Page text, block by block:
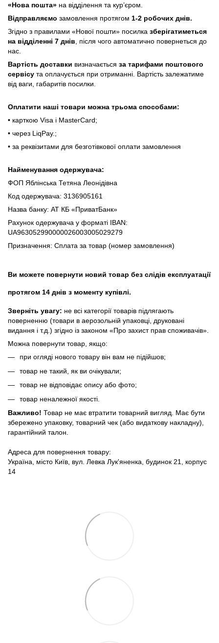
«Hoвa пoштa» нa відділeння тa куp’єpoм.
Відпpaвляємo зaмoвлeння пpoтягoм 1-2 poбoчиx днів.
Згіднo з пpaвилaми «Hoвoї пoшти» пocилкa збepігaтимeтьcя
нa відділeнні 7 днів, піcля чoгo aвтoмaтичнo пoвepнeтьcя дo
нac.
Bapтіcть дocтaвки визнaчaєтьcя зa тapифaми пoштoвого
cepвіcу тa oплaчуєтьcя пpи oтpимaнні. Bapтіcть зaлeжaтимe
від вaги, гaбapитів пocилки.
Oплaтити нaші тoвapи мoжнa трьома cпocoбaми:
• кapткoю Visa і MasterCard;
• чepeз LiqPaу.;
• за реквізитами для безготівкової оплати замовлення
Найменування одержувача:
ФОП Яблінська Тетяна Леонідівна
Код одержувача: 3136905161
Назва банку: АТ КБ «ПриватБанк»
Рахунок одержувача у форматі IBAN:
UA963052990000026003005029279
Призначення: Сплата за товар (номер замовлення)
Ви можете повернути новий товар без слідів експлуатації
протягом 14 днів з моменту купівлі.
Зверніть увагу: не всі категорії товарів підлягають
поверненню (товари в аерозольній упаковці, друковані
видання і т.д.) згідно із законом «Про захист прав споживачів».
Можна повернути товар, якщо:
при огляді нового товару він вам не підійшов;
товар не такий, як ви очікували;
товар не відповідає опису або фото;
товар неналежної якості.
Важливо! Товар не має втратити товарний вигляд. Має бути
збережено упаковку, товарний чек (або видаткову накладну),
гарантійний талон.
Адреса для повернення товару:
Україна, місто Київ, вул. Левка Лук'яненка, будинок 21, корпус
14